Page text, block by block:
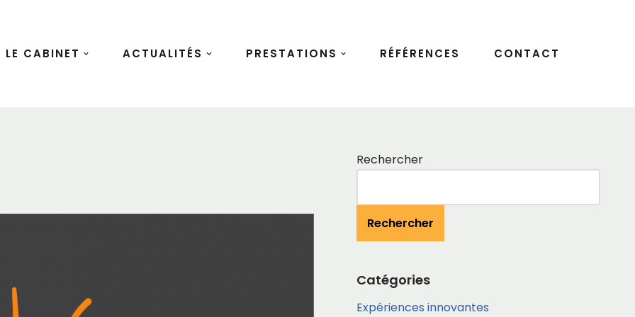
LE CABINET ACTUALITÉS PRESTATIONS RÉFÉRENCES CONTACT
Rechercher
Rechercher
Catégories
Expériences innovantes